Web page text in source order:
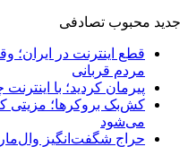
جدید محبوب تصادفی
قطع اینترنت در ایران؛
مردم قربانی
پیرمان کردید؛ با
کش‌بک بروکرها؛ مزیتی
می‌شود